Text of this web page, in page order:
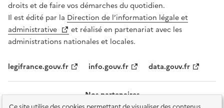
droits et de faire vos démarches du quotidien.
Il est édité par la Direction de l’information légale et
administrative
et réalisé en partenariat avec les
administrations nationales et locales.
legifrance.gouv.fr info.gouv.fr data.gouv.fr
Nos partenaires